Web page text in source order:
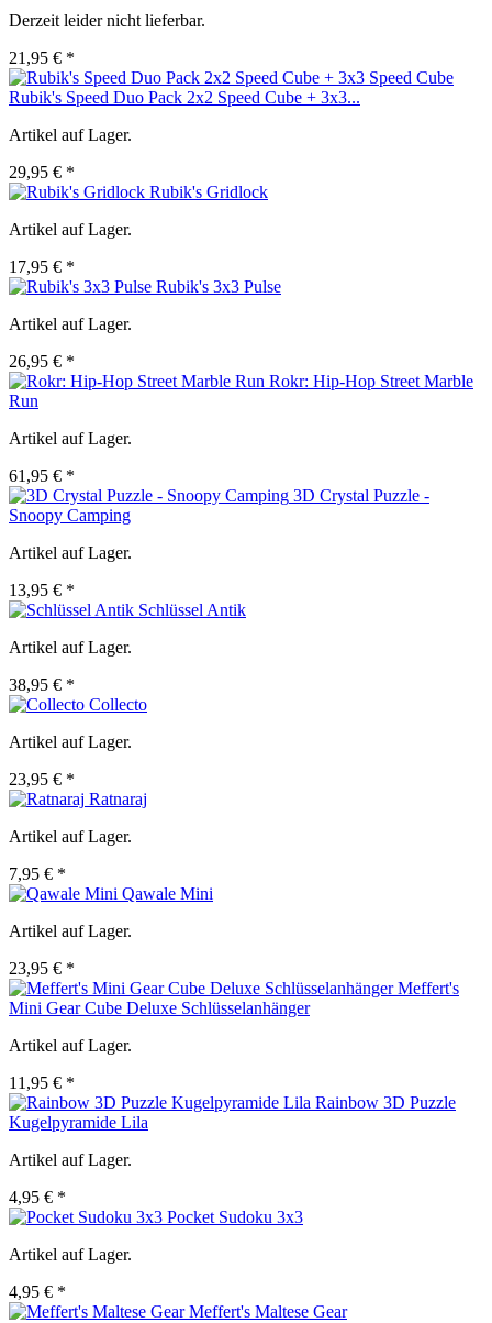
Derzeit leider nicht lieferbar.
21,95 € *
Rubik's Speed Duo Pack 2x2 Speed Cube + 3x3...
Artikel auf Lager.
29,95 € *
Rubik's Gridlock
Artikel auf Lager.
17,95 € *
Rubik's 3x3 Pulse
Artikel auf Lager.
26,95 € *
Rokr: Hip-Hop Street Marble
Run
Artikel auf Lager.
61,95 € *
3D Crystal Puzzle -
Snoopy Camping
Artikel auf Lager.
13,95 € *
Schlüssel Antik
Artikel auf Lager.
38,95 € *
Collecto
Artikel auf Lager.
23,95 € *
Ratnaraj
Artikel auf Lager.
7,95 € *
Qawale Mini
Artikel auf Lager.
23,95 € *
Meffert's
Mini Gear Cube Deluxe Schlüsselanhänger
Artikel auf Lager.
11,95 € *
Rainbow 3D Puzzle
Kugelpyramide Lila
Artikel auf Lager.
4,95 € *
Pocket Sudoku 3x3
Artikel auf Lager.
4,95 € *
Meffert's Maltese Gear